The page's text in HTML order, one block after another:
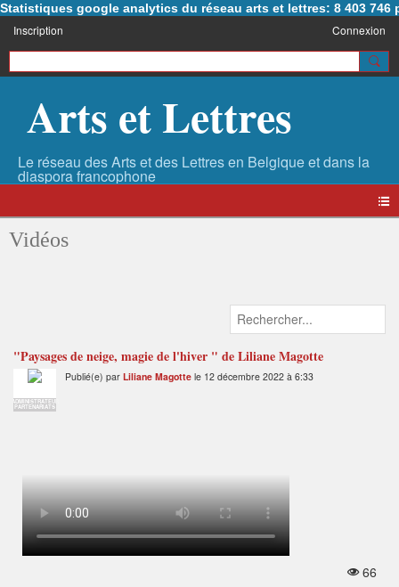
Statistiques google analytics du réseau arts et lettres: 8 403 746
Inscription Connexion
Arts et Lettres
Vidéos
"Paysages de neige, magie de l'hiver " de Liliane Magotte
ADMINISTRATEUR
PARTENARIATS
Publié(e) par Liliane Magotte le 12 décembre 2022 à 6:33
66